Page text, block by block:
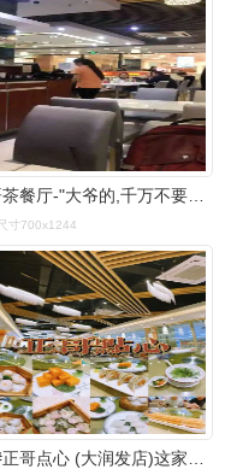
寸700x1244